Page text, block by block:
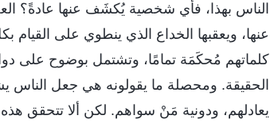
الناس بهذا، فأي شخصية يُكشَف عنها عادةً؟
عنها، ويعقبها الخداع الذي ينطوي على
كلماتهم مُحكَمَة تمامًا، وتشتمل بوضوح على
الحقيقة. ومحصلة ما يقولونه هي جعل الناس
يعادلهم، ودونية مَنْ سواهم. لكن ألا تتحقق